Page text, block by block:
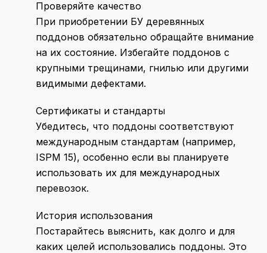
Проверяйте качество
При приобретении БУ деревянных
поддонов обязательно обращайте внимание
на их состояние. Избегайте поддонов с
крупными трещинами, гнилью или другими
видимыми дефектами.
Сертификаты и стандарты
Убедитесь, что поддоны соответствуют
международным стандартам (например,
ISPM 15), особенно если вы планируете
использовать их для международных
перевозок.
История использования
Постарайтесь выяснить, как долго и для
каких целей использовались поддоны. Это